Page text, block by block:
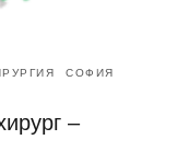
СОФИЯ
–